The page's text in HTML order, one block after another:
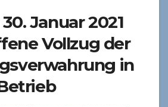
Januar 2021
Vollzug der
in